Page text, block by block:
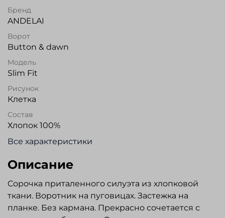
Бренд
ANDELAI
Ворот
Button & dawn
Модель
Slim Fit
Рисунок
Клетка
Состав
Хлопок 100%
Все характеристики
Описание
Cорочка приталенного силуэта из хлопковой
ткани. Воротник на пуговицах. Застежка на
планке. Без кармана. Прекрасно сочетается с